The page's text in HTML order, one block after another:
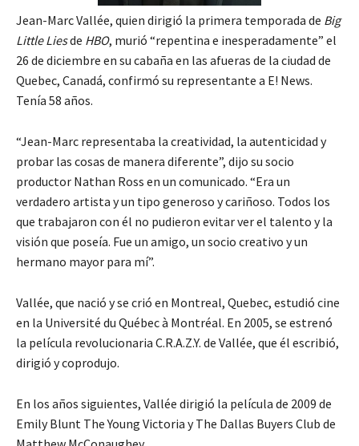
Jean-Marc Vallée, quien dirigió la primera temporada de Big
Little Liesde HBO, murió “repentina e inesperadamente” el
26 de diciembre en su cabaña en las afueras de la ciudad de
Quebec, Canadá, confirmó su representante a E! News.
Tenía 58 años.
“Jean-Marc representaba la creatividad, la autenticidad y
probar las cosas de manera diferente”, dijo su socio
productor Nathan Ross en un comunicado. “Era un
verdadero artista y un tipo generoso y cariñoso. Todos los
que trabajaron con él no pudieron evitar ver el talento y la
visión que poseía. Fue un amigo, un socio creativo y un
hermano mayor para mí”.
Vallée, que nació y se crió en Montreal, Quebec, estudió cine
en la Université du Québec à Montréal. En 2005, se estrenó
la película revolucionaria C.R.A.Z.Y. de Vallée, que él escribió,
dirigió y coprodujo.
En los años siguientes, Vallée dirigió la película de 2009 de
Emily Blunt The Young Victoria y The Dallas Buyers Club de